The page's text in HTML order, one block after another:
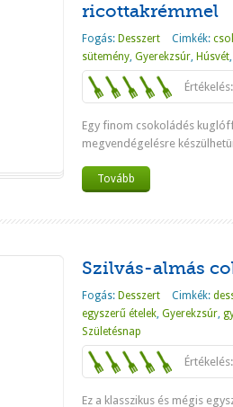
ricottakrémmel
Fogás: Desszert Cimkék:
sütemény, Gyerekzsúr, Húsvét,
Értékelés:
Egy finom csokoládés
megvendégelésre
Tovább
Szilvás-almás
Fogás: Desszert Cimkék:
egyszerű ételek, Gyerekzsúr,
Születésnap
Értékelés:
Ez a klasszikus és mégis